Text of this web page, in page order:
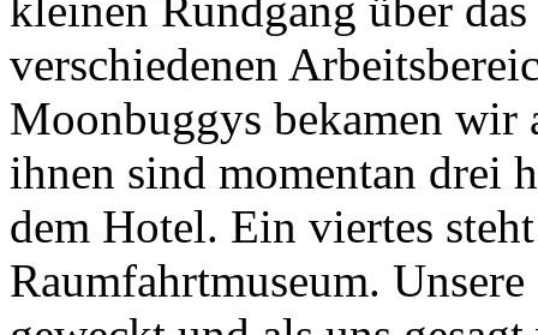
kleinen Rundgang über
verschiedenen
Moonbuggys bekamen wir
ihnen sind momentan drei
dem Hotel. Ein viertes
Raumfahrtmuseum.